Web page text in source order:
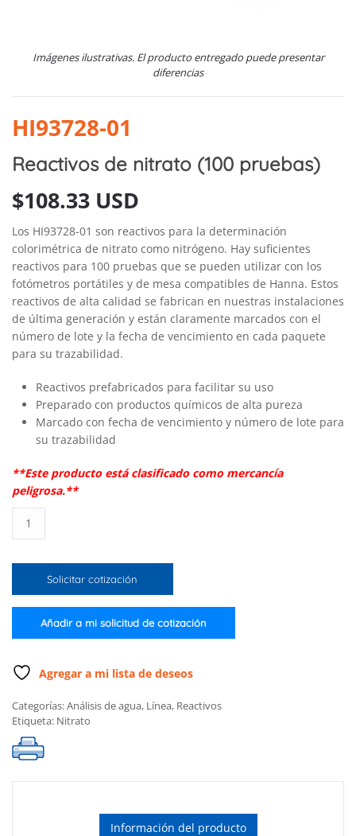
Imágenes ilustrativas. El producto entregado puede presentar
diferencias
HI93728-01
Reactivos de nitrato (100 pruebas)
$108.33 USD
Los HI93728-01 son reactivos para la determinación
colorimétrica de nitrato como nitrógeno. Hay suficientes
reactivos para 100 pruebas que se pueden utilizar con los
fotómetros portátiles y de mesa compatibles de Hanna. Estos
reactivos de alta calidad se fabrican en nuestras instalaciones
de última generación y están claramente marcados con el
número de lote y la fecha de vencimiento en cada paquete
para su trazabilidad.
Reactivos prefabricados para facilitar su uso
Preparado con productos químicos de alta pureza
Marcado con fecha de vencimiento y número de lote para
su trazabilidad
**Este producto está clasificado como mercancía
peligrosa.**
(100
pruebas)Solicitar cotización
Añadir a mi solicitud de cotización
Agregar a mi lista de deseos
Categorías:Análisis de agua, Línea, Reactivos
Etiqueta: Nitrato
Información del producto